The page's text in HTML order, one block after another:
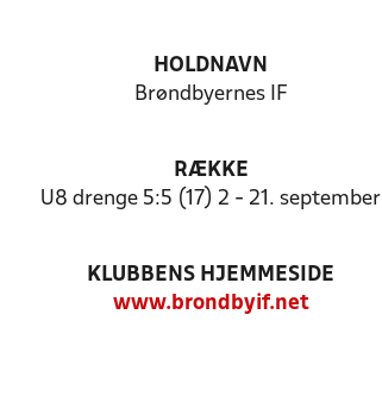
HOLDNAVN
Brøndbyernes IF
RÆKKE
U8 drenge 5:5 (17) 2 - 21. september
KLUBBENS HJEMMESIDE
www.brondbyif.net